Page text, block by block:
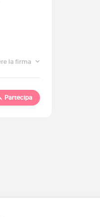
la firma
Partecipa